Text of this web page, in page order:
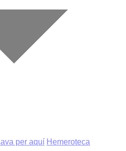
per aquí Hemeroteca